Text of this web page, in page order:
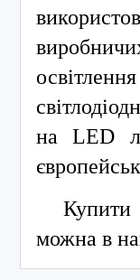
на LED
можна в